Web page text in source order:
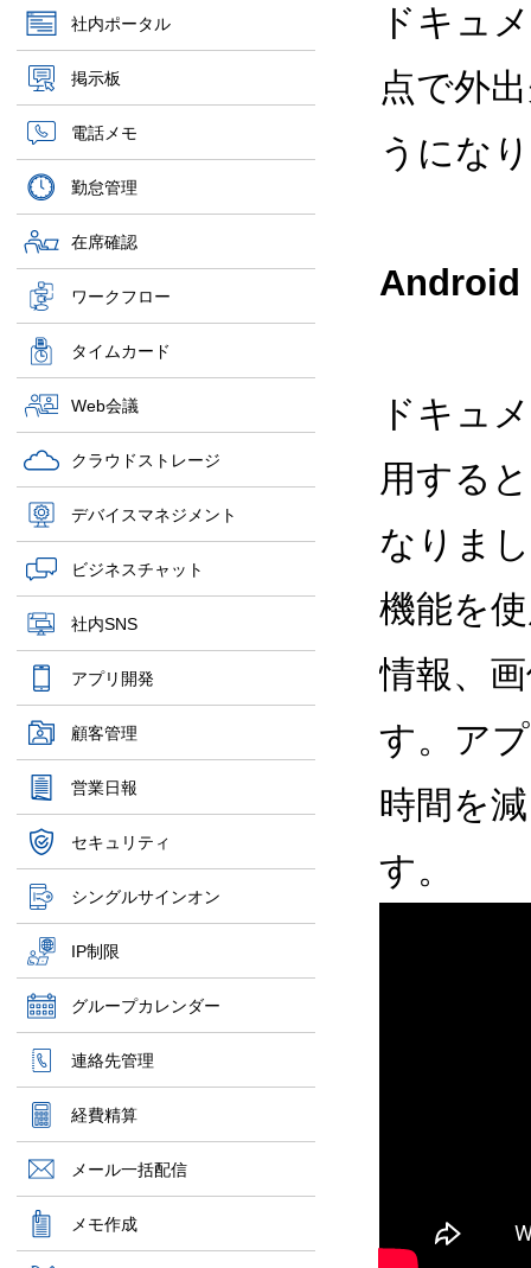
社内ポータル
掲示板
電話メモ
勤怠管理
在席確認
ワークフロー
タイムカード
Web会議
クラウドストレージ
デバイスマネジメント
ビジネスチャット
社内SNS
アプリ開発
顧客管理
営業日報
セキュリティ
シングルサインオン
IP制限
グループカレンダー
連絡先管理
経費精算
メール一括配信
メモ作成
ドキュ
点で外
うにな
Android
ドキュ
用する
なりま
機能を
情報、
す。ア
時間を
す。